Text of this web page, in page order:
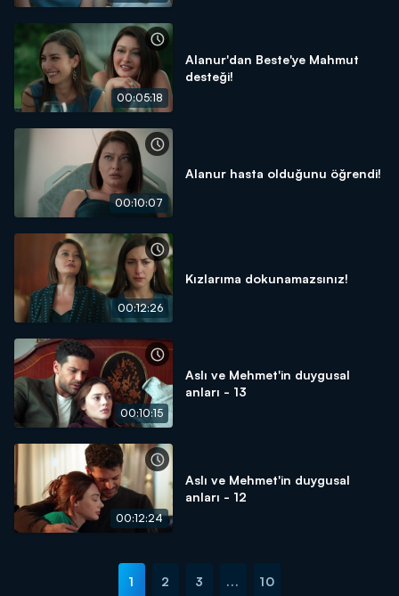
00:05:18
Alanur'dan Beste'ye Mahmut
desteği!
00:10:07
Alanur hasta olduğunu öğrendi!
00:12:26
Kızlarıma dokunamazsınız!
00:10:15
Aslı ve Mehmet'in duygusal
anları - 13
00:12:24
Aslı ve Mehmet'in duygusal
anları - 12
1 2 3 ... 10